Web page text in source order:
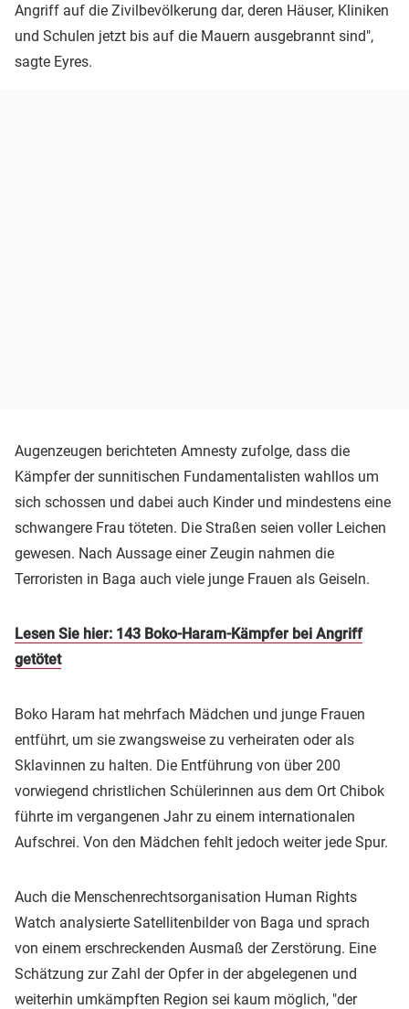
Angriff auf die Zivilbevölkerung dar, deren Häuser, Kliniken
und Schulen jetzt bis auf die Mauern ausgebrannt sind",
sagte Eyres.
Augenzeugen berichteten Amnesty zufolge, dass die
Kämpfer der sunnitischen Fundamentalisten wahllos um
sich schossen und dabei auch Kinder und mindestens eine
schwangere Frau töteten. Die Straßen seien voller Leichen
gewesen. Nach Aussage einer Zeugin nahmen die
Terroristen in Baga auch viele junge Frauen als Geiseln.
Lesen Sie hier: 143 Boko-Haram-Kämpfer bei Angriff
getötet
Boko Haram hat mehrfach Mädchen und junge Frauen
entführt, um sie zwangsweise zu verheiraten oder als
Sklavinnen zu halten. Die Entführung von über 200
vorwiegend christlichen Schülerinnen aus dem Ort Chibok
führte im vergangenen Jahr zu einem internationalen
Aufschrei. Von den Mädchen fehlt jedoch weiter jede Spur.
Auch die Menschenrechtsorganisation Human Rights
Watch analysierte Satellitenbilder von Baga und sprach
von einem erschreckenden Ausmaß der Zerstörung. Eine
Schätzung zur Zahl der Opfer in der abgelegenen und
weiterhin umkämpften Region sei kaum möglich, "der